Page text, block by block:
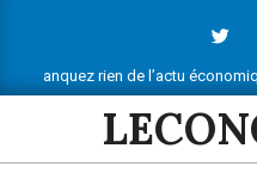
content
rien de l’actu économique